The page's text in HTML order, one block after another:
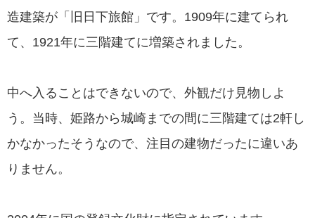
造建築が「旧日下旅館」です。1909年に建てられ
て、1921年に三階建てに増築されました。
中へ入ることはできないので、外観だけ見物しよ
う。当時、姫路から城崎までの間に三階建ては2軒し
かなかったそうなので、注目の建物だったに違いあ
りません。